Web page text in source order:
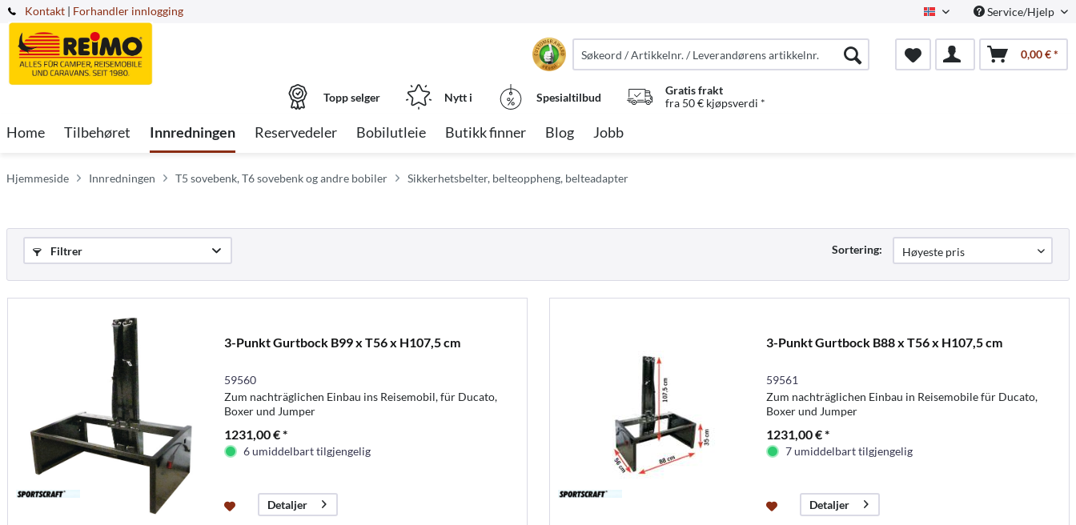
Kontakt NorwegianService/Hjelp
| Forhandler innlogging
0,00 € *
Topp selger Nytt i Spesialtilbud
Gratis frakt
fra 50 € kjøpsverdi *
Home Tilbehøret Innredningen Reservedeler Bobilutleie Butikk finner Blog Jobb
Hjemmeside Innredningen T5 sovebenk, T6 sovebenk og andre bobiler Sikkerhetsbelter, belteoppheng, belteadapter
Filtrer Sortering:
3-Punkt Gurtbock B99 x T56 x H107,5 cm
59560
Zum nachträglichen Einbau ins Reisemobil, für Ducato,
Boxer und Jumper
1231,00 € *
6 umiddelbart tilgjengelig
Detaljer
3-Punkt Gurtbock B88 x T56 x H107,5 cm
59561
Zum nachträglichen Einbau in Reisemobile für Ducato,
Boxer und Jumper
1231,00 € *
7 umiddelbart tilgjengelig
Detaljer